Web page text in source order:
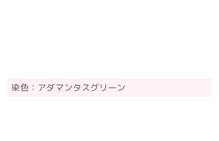
染色：アダマンタスグリーン